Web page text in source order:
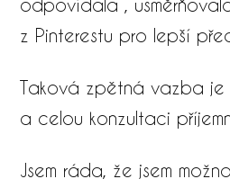
z Pinterestu pro lepší
Taková zpětná vazba je
a celou konzultaci
Jsem ráda, že jsem